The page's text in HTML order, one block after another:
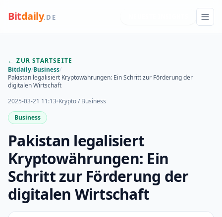
Bitdaily.DE
← ZUR STARTSEITE
Bitdaily/Business/
Pakistan legalisiert Kryptowährungen: Ein Schritt zur Förderung der
digitalen Wirtschaft
2025-03-21 11:13 Krypto / Business
Business
Pakistan legalisiert
Kryptowährungen: Ein
Schritt zur Förderung der
digitalen Wirtschaft